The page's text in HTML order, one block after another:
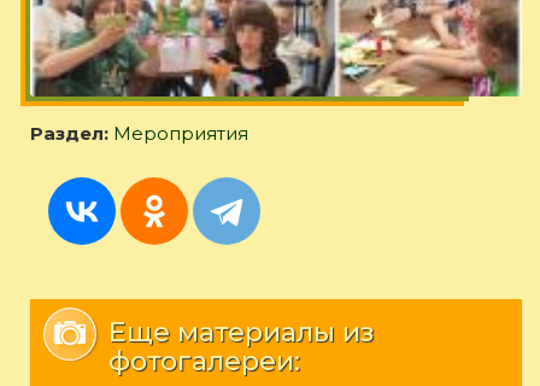
Раздел: Мероприятия
Еще материалы из
фотогалереи: